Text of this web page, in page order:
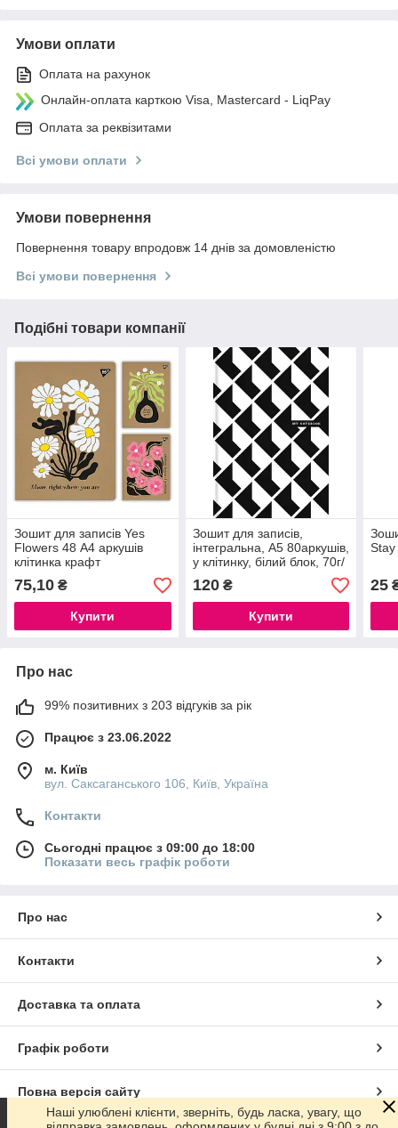
Умови оплати
Оплата на рахунок
Онлайн-оплата карткою Visa, Mastercard - LiqPay
Оплата за реквізитами
Всі умови оплати
Умови повернення
Повернення товару впродовж 14 днів за домовленістю
Всі умови повернення
Подібні товари компанії
Зошит для записів Yes
Flowers 48 А4 аркушів
клітинка крафт
75,10 ₴
Купити
Зошит для записів,
інтегральна, А5 80аркушів,
у клітинку, білий блок, 70г/
м2, мат. ламінація + виб.
УФ лак, A5-IC-080-7028K
120₴
Купити
Stay
25
Про нас
99% позитивних з 203 відгуків за рік
Працює з 23.06.2022
м. Київ
вул. Саксаганського 106, Київ, Україна
Контакти
Сьогодні працює з 09:00 до 18:00
Показати весь графік роботи
Про нас
Контакти
Доставка та оплата
Графік роботи
Повна версія сайту
Наші улюблені клієнти, зверніть, будь ласка, увагу, що